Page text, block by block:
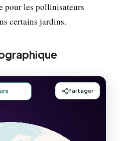
pour les pollinisateurs
certains jardins.